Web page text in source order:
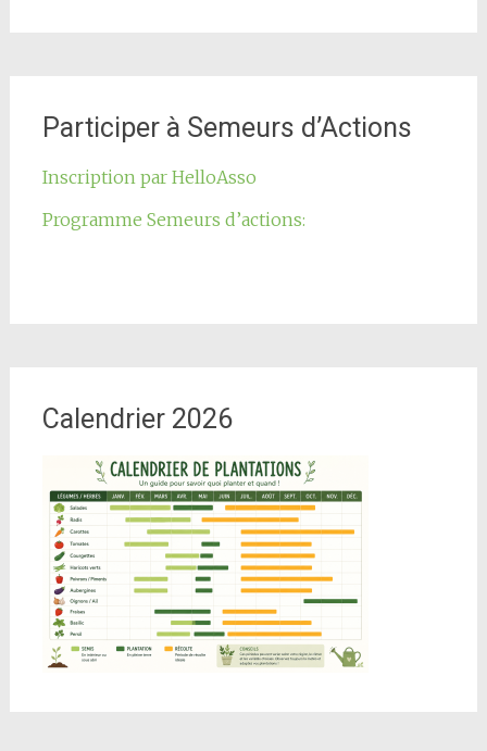
Participer à Semeurs d’Actions
Inscription par HelloAsso
Programme Semeurs d’actions:
Calendrier 2026